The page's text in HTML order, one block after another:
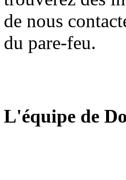
de nous
du pare-feu.
L'équipe de